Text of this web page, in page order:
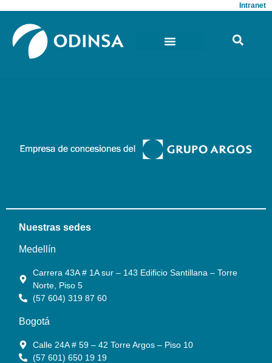
Intranet
Nuestras sedes
Medellín
Carrera 43A # 1A sur – 143 Edificio Santillana – Torre
Norte, Piso 5
(57 604) 319 87 60
Bogotá
Calle 24A # 59 – 42 Torre Argos – Piso 10
(57 601) 650 19 19